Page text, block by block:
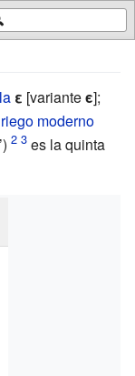
ε [varianteϵ];
moderno
)
es la quinta